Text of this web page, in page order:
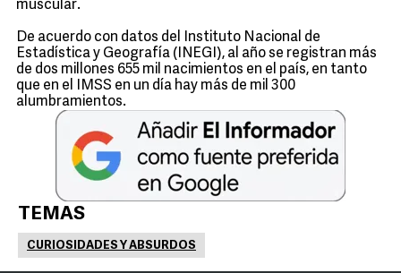
muscular.
De acuerdo con datos del Instituto Nacional de
Estadística y Geografía (INEGI), al año se registran más
de dos millones 655 mil nacimientos en el país, en tanto
que en el IMSS en un día hay más de mil 300
alumbramientos.
TEMAS
CURIOSIDADES Y ABSURDOS